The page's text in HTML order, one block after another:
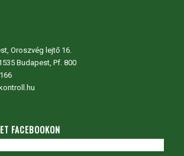
Oroszvég lejtő 16.
Budapest, Pf. 800
FACEBOOKON